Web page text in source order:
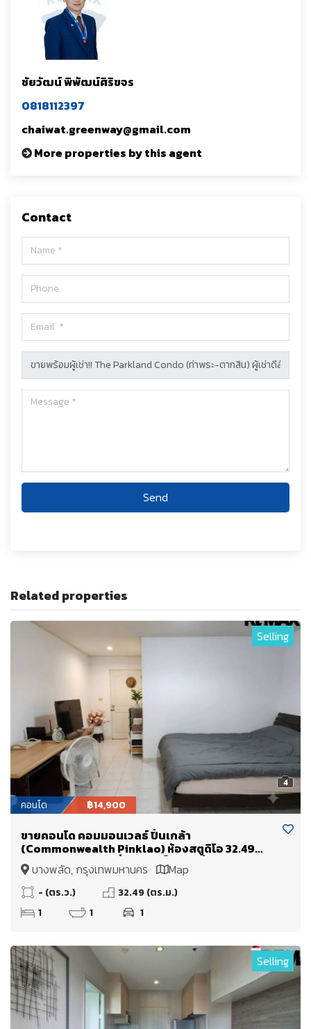
ชัยวัฒน์ พิพัฒน์ศิริขจร
0818112397
chaiwat.greenway@gmail.com
More properties by this agent
Contact
Send
Related properties
4
Selling
คอนโด ฿14,900
ขายคอนโด คอมมอนเวลธ์ ปิ่นเกล้า
(Commonwealth Pinklao) ห้องสตูดิโอ 32.49
ตร.ม. ติด MRT บางยี่ขัน ใกล้เซ็นทรัล ปิ่นเกล้า ศิริราช
บางพลัด จรัญสนิทวงศ์
บางพลัด, กรุงเทพมหานคร Map
- (ตร.ว.)
32.49 (ตร.ม.)
1
1 1
Selling